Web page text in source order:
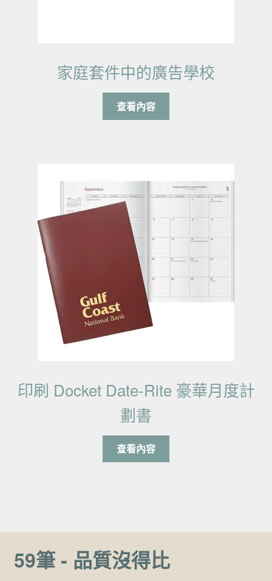
家庭套件中的廣告學校
查看內容
印刷 Docket Date-Rite 豪華月度計
劃書
查看內容
59筆 - 品質沒得比